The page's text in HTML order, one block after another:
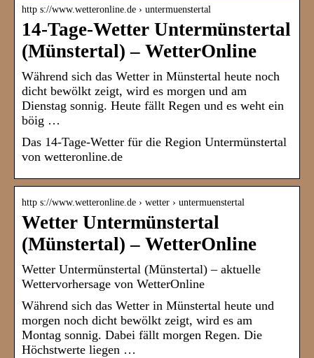
http s://www.wetteronline.de › untermuenstertal
14-Tage-Wetter Untermünstertal
(Münstertal) – WetterOnline
Während sich das Wetter in Münstertal heute noch
dicht bewölkt zeigt, wird es morgen und am
Dienstag sonnig. Heute fällt Regen und es weht ein
böig …
Das 14-Tage-Wetter für die Region Untermünstertal
von wetteronline.de
http s://www.wetteronline.de › wetter › untermuenstertal
Wetter Untermünstertal
(Münstertal) – WetterOnline
Wetter Untermünstertal (Münstertal) – aktuelle
Wettervorhersage von WetterOnline
Während sich das Wetter in Münstertal heute und
morgen noch dicht bewölkt zeigt, wird es am
Montag sonnig. Dabei fällt morgen Regen. Die
Höchstwerte liegen …